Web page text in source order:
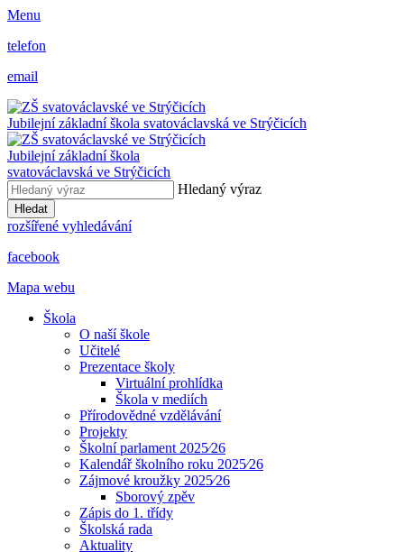
Menu
telefon
email
Jubilejní základní škola svatováclavská ve Strýčicích
Jubilejní základní škola
svatováclavská ve Strýčicích
Hledaný výraz
Hledat
rozšířené vyhledávání
facebook
Mapa webu
Škola
O naší škole
Učitelé
Prezentace školy
Virtuální prohlídka
Škola v mediích
Přírodovědné vzdělávání
Projekty
Školní parlament 2025⁄26
Kalendář školního roku 2025⁄26
Zájmové kroužky 2025⁄26
Sborový zpěv
Zápis do 1. třídy
Školská rada
Aktuality